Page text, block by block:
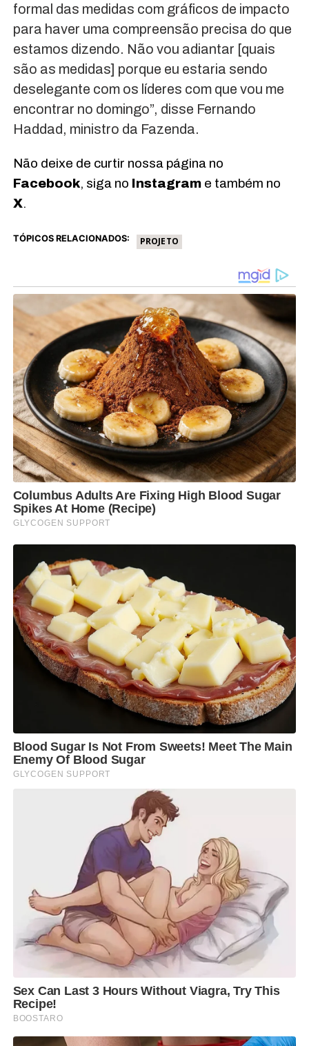
formal das medidas com gráficos de impacto
para haver uma compreensão precisa do que
estamos dizendo. Não vou adiantar [quais
são as medidas] porque eu estaria sendo
deselegante com os líderes com que vou me
encontrar no domingo”, disse Fernando
Haddad, ministro da Fazenda.
Não deixe de curtir nossa página no
Facebook, siga no Instagrame também no
X.
TÓPICOS RELACIONADOS: PROJETO